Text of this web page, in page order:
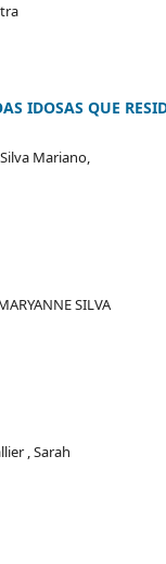
IDOSAS QUE
Mariano,
SILVA
, Sarah